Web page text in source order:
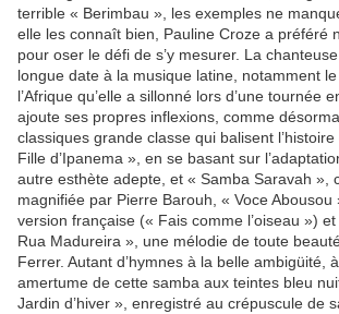
terrible « Berimbau », les exemples ne
elle les connaît bien, Pauline Croze a préféré
pour oser le défi de s’y mesurer. La
longue date à la musique latine, notamment
l’Afrique qu’elle a sillonné lors d’une tournée
ajoute ses propres inflexions, comme
classiques grande classe qui balisent
Fille d’Ipanema », en se basant sur
autre esthète adepte, et « Samba Saravah »,
magnifiée par Pierre Barouh, « Voce Abousou
version française (« Fais comme l’oiseau ») et
Rua Madureira », une mélodie de toute
Ferrer. Autant d’hymnes à la belle ambigüité,
amertume de cette samba aux teintes bleu
Jardin d’hiver », enregistré au crépuscule de